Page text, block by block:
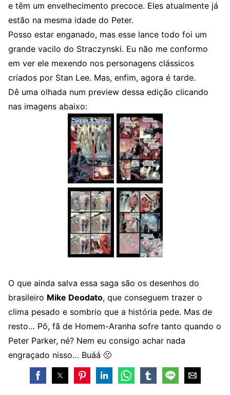
e têm um envelhecimento precoce. Eles atualmente já
estão na mesma idade do Peter.
Posso estar enganado, mas esse lance todo foi um
grande vacilo do Straczynski. Eu não me conformo
em ver ele mexendo nos personagens clássicos
criados por Stan Lee. Mas, enfim, agora é tarde.
Dê uma olhada num preview dessa edição clicando
nas imagens abaixo:
O que ainda salva essa saga são os desenhos do
brasileiro Mike Deodato, que conseguem trazer o
clima pesado e sombrio que a história pede. Mas de
resto… Pô, fã de Homem-Aranha sofre tanto quando o
Peter Parker, né? Nem eu consigo achar nada
engraçado nisso… Buáá 🙁